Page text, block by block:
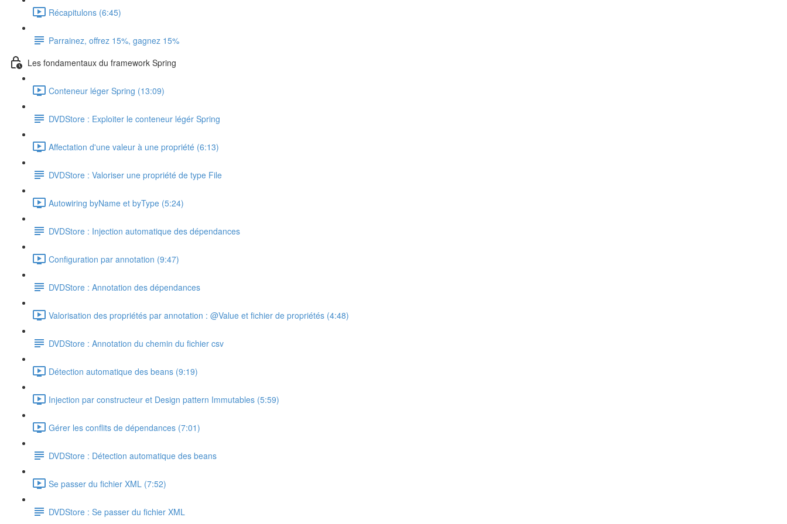
Récapitulons (6:45)
Parrainez, offrez 15%, gagnez 15%
Les fondamentaux du framework Spring
Conteneur léger Spring (13:09)
DVDStore : Exploiter le conteneur légér Spring
Affectation d'une valeur à une propriété (6:13)
DVDStore : Valoriser une propriété de type File
Autowiring byName et byType (5:24)
DVDStore : Injection automatique des dépendances
Configuration par annotation (9:47)
DVDStore : Annotation des dépendances
Valorisation des propriétés par annotation : @Value et fichier de propriétés (4:48)
DVDStore : Annotation du chemin du fichier csv
Détection automatique des beans (9:19)
Injection par constructeur et Design pattern Immutables (5:59)
Gérer les conflits de dépendances (7:01)
DVDStore : Détection automatique des beans
Se passer du fichier XML (7:52)
DVDStore : Se passer du fichier XML